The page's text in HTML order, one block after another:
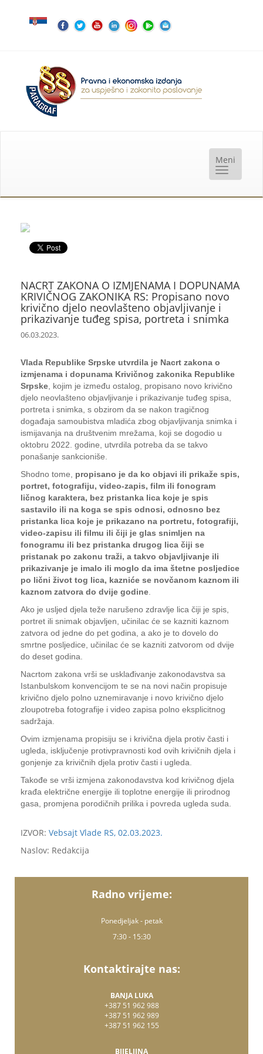
NACRT ZAKONA O IZMJENAMA I DOPUNAMA
KRIVIČNOG ZAKONIKA RS: Propisano novo
krivično djelo neovlašteno objavljivanje i
prikazivanje tuđeg spisa, portreta i snimka
06.03.2023.
Vlada Republike Srpske utvrdila je Nacrt zakona o
izmjenama i dopunama Krivičnog zakonika Republike
Srpske , kojim je između ostalog, propisano novo krivično
djelo neovlašteno objavljivanje i prikazivanje tuđeg spisa,
portreta i snimka, s obzirom da se nakon tragičnog
događaja samoubistva mladića zbog objavljivanja snimka i
ismijavanja na društvenim mrežama, koji se dogodio u
oktobru 2022. godine, utvrdila potreba da se takvo
ponašanje sankcioniše.
Shodno tome, propisano je da ko objavi ili prikaže spis,
portret, fotografiju, video-zapis, film ili fonogram
ličnog karaktera, bez pristanka lica koje je spis
sastavilo ili na koga se spis odnosi, odnosno bez
pristanka lica koje je prikazano na portretu, fotografiji,
video-zapisu ili filmu ili čiji je glas snimljen na
fonogramu ili bez pristanka drugog lica čiji se
pristanak po zakonu traži, a takvo objavljivanje ili
prikazivanje je imalo ili moglo da ima štetne posljedice
po lični život tog lica, kazniće se novčanom kaznom ili
kaznom zatvora do dvije godine
Ako je usljed djela teže narušeno zdravlje lica čiji je spis,
portret ili snimak objavljen, učinilac će se kazniti kaznom
zatvora od jedne do pet godina, a ako je to dovelo do
smrtne posljedice, učinilac će se kazniti zatvorom od dvije
do deset godina.
Nacrtom zakona vrši se usklađivanje zakonodavstva sa
Istanbulskom konvencijom te se na novi način propisuje
krivično djelo polno uznemiravanje i novo krivično djelo
zloupotreba fotografije i video zapisa polno eksplicitnog
sadržaja.
Ovim izmjenama propisiju se i krivična djela protiv časti i
ugleda, isključenje protivpravnosti kod ovih krivičnih djela i
gonjenje za krivičnih djela protiv časti i ugleda.
Takođe se vrši izmjena zakonodavstva kod krivičnog djela
krađa električne energije ili toplotne energije ili prirodnog
gasa, promjena porodičnih prilika i povreda ugleda suda.
IZVOR: Vebsajt Vlade RS, 02.03.2023.
Naslov: Redakcija
Radno vrijeme:
Ponedjeljak - petak
7:30 - 15:30
Kontaktirajte nas:
BANJA LUKA
+387 51 962 988
+387 51 962 989
+387 51 962 155
BIJELJINA